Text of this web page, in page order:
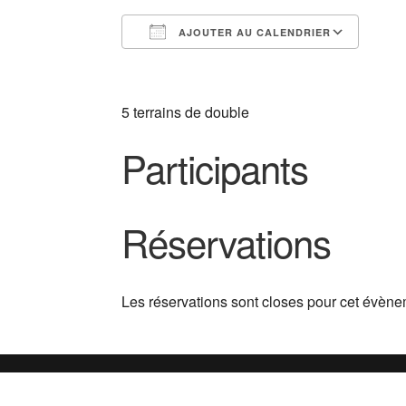
AJOUTER AU CALENDRIER
5 terrains de double
Participants
Réservations
Les réservations sont closes pour cet